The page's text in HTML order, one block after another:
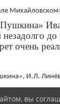
незадолго
очень
И.Л.
вы